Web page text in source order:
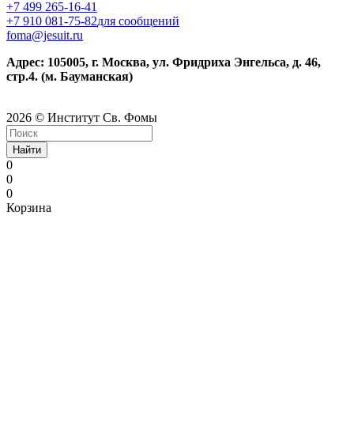
+7 499 265-16-41
+7 910 081-75-82для сообщений
foma@jesuit.ru
Адрес: 105005, г. Москва, ул. Фридриха Энгельса, д. 46,
стр.4. (м. Бауманская)
2026 © Институт Св. Фомы
Найти
0
0
0
Корзина